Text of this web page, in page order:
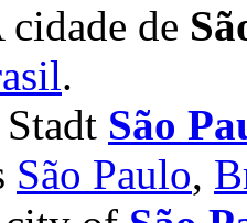
cidade de
.
São
São Paulo,